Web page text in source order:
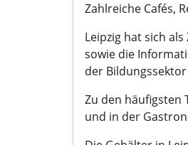
Zahlreiche Cafés,
Leipzig hat sich
sowie die
der
Zu den häufigsten
und in der